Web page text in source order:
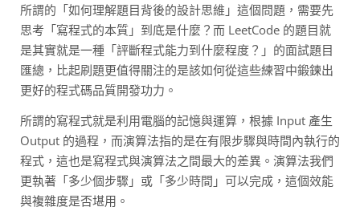
所謂的「如何理解題目背後的設計思維」這個問題，需要先
思考「寫程式的本質」到底是什麼？而 LeetCode 的題目就
是其實就是一種「評斷程式能力到什麼程度？」的面試題目
匯總，比起刷題更值得關注的是該如何從這些練習中鍛鍊出
更好的程式碼品質開發功力。
所謂的寫程式就是利用電腦的記憶與運算，根據 Input 產生
Output 的過程，而演算法指的是在有限步驟與時間內執行的
程式，這也是寫程式與演算法之間最大的差異。演算法我們
更執著「多少個步驟」或「多少時間」可以完成，這個效能
與複雜度是否堪用。